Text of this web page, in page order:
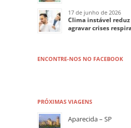
17 de junho de 2026
Clima instável reduz
agravar crises
ENCONTRE-NOS NO FACEBOOK
PRÓXIMAS VIAGENS
Aparecida – SP